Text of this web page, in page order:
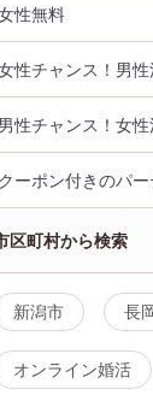
性無料
性チャンス！男性
男性チャンス！女性
クーポン付きのパ
区町村から検索
新潟市 長
オンライン婚活